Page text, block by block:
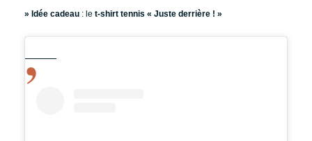
» Idée cadeau : le t-shirt tennis « Juste derrière ! »